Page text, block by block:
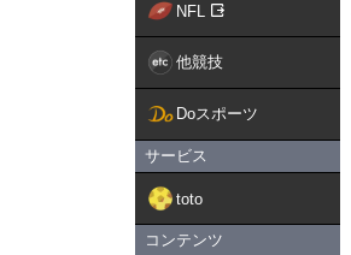
NFL
他競技
Doスポーツ
サービス
toto
コンテンツ